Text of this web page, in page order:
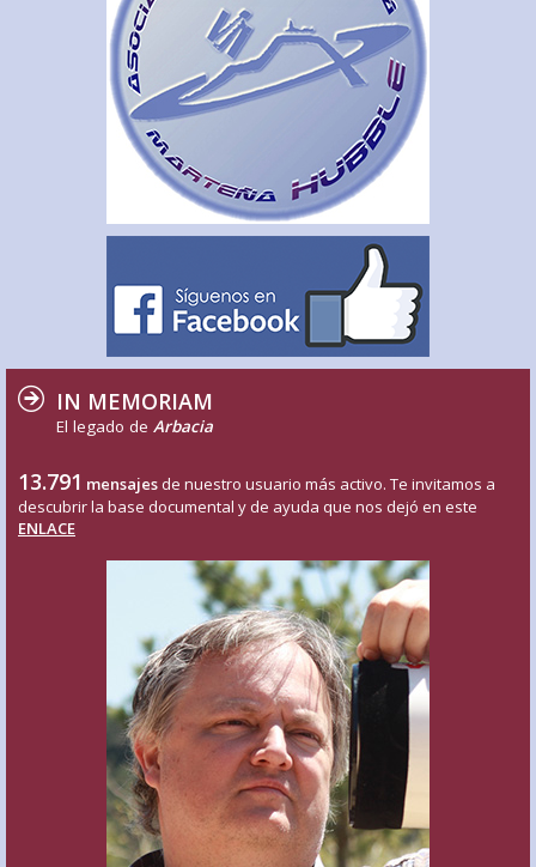
IN MEMORIAM
El legado de Arbacia
13.791 mensajes de nuestro usuario más activo. Te invitamos a
descubrir la base documental y de ayuda que nos dejó en este
ENLACE